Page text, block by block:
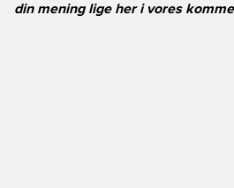
din mening lige her i vores